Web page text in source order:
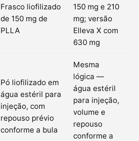
Frasco liofilizado
de 150 mg de
PLLA
150 mg e 210
mg; versão
Elleva X com
630 mg
Pó liofilizado em
água estéril para
injeção, com
repouso prévio
conforme a bula
Mesma
lógica —
água estéril
para injeção,
volume e
repouso
conforme a